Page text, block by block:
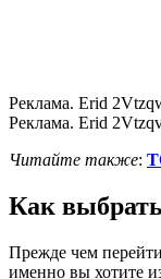
Реклама. Erid
Реклама. Erid
Читайте также:
Как
Прежде чем
именно вы хотите